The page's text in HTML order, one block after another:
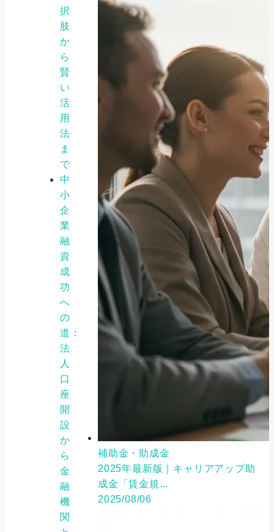
択
肢
か
ら
賢
い
活
用
法
ま
で
中
小
企
業
融
資
成
功
へ
の
道：
法
人
口
座
開
設
か
ら
金
融
機
関
補助金・助成金
2025年最新版｜キャリアアップ助
成金「賃金規...
2025/08/06